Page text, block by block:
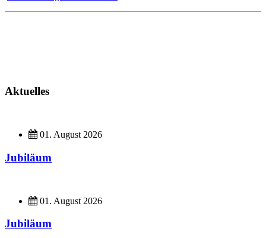
Aktuelles
01. August 2026
Jubiläum
01. August 2026
Jubiläum